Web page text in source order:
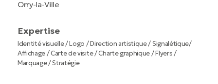
Orry-la-Ville
Expertise
Identité visuelle / Logo / Direction artistique / Signalétique/
Affichage / Carte de visite / Charte graphique / Flyers /
Marquage / Stratégie